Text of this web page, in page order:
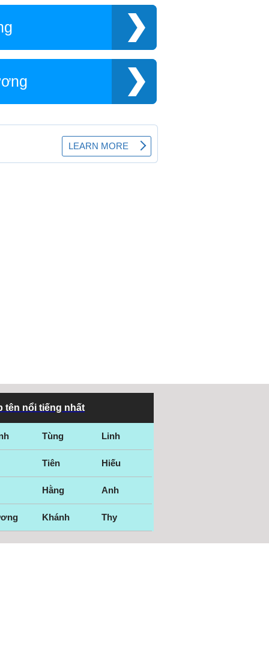
tên nổi tiếng nhất
Tùng Linh
Tiên Hiếu
Hằng Anh
Khánh Thy